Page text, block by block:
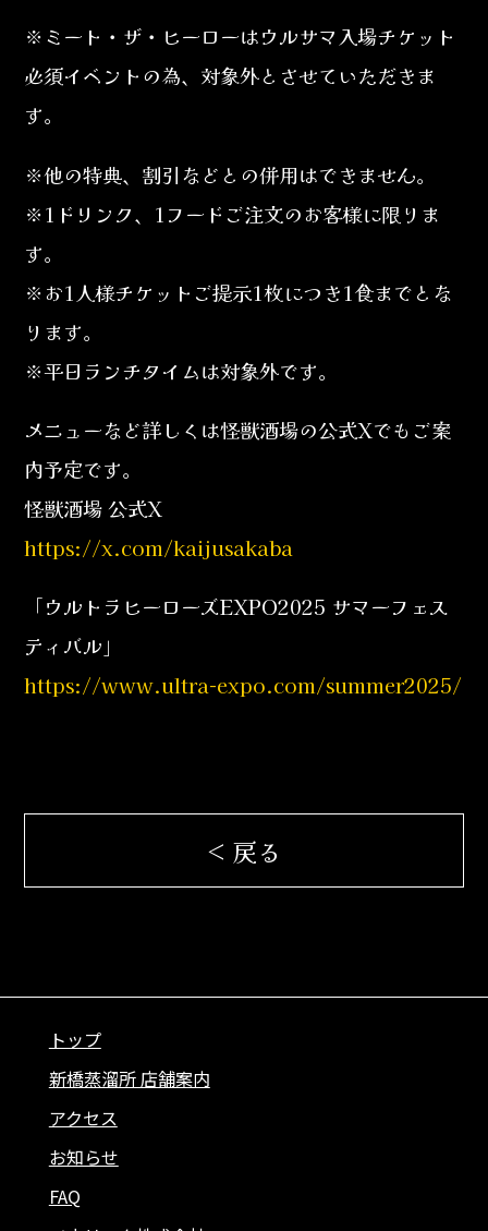
※ミート・ザ・ヒーローはウルサマ入場チケット
必須イベントの為、対象外とさせていただきま
す。
※他の特典、割引などとの併用はできません。
※1ドリンク、1フードご注文のお客様に限りま
す。
※お1人様チケットご提示1枚につき1食までとな
ります。
※平日ランチタイムは対象外です。
メニューなど詳しくは怪獣酒場の公式Xでもご案
内予定です。
怪獣酒場 公式X
https://x.com/kaijusakaba
「ウルトラヒーローズEXPO2025 サマーフェス
ティバル」
https://www.ultra-expo.com/summer2025/
< 戻る
トップ
新橋蒸溜所 店舗案内
アクセス
お知らせ
FAQ